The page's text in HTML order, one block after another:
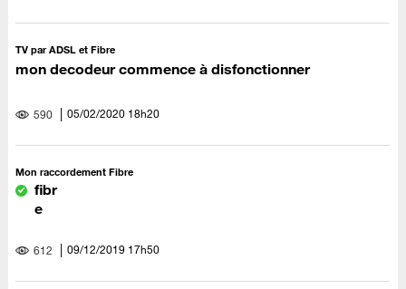
TV par ADSL et Fibre
mon decodeur commence à disfonctionner
590 ‎05/02/2020 18h20
Mon raccordement Fibre
fibr
e
612 ‎09/12/2019 17h50